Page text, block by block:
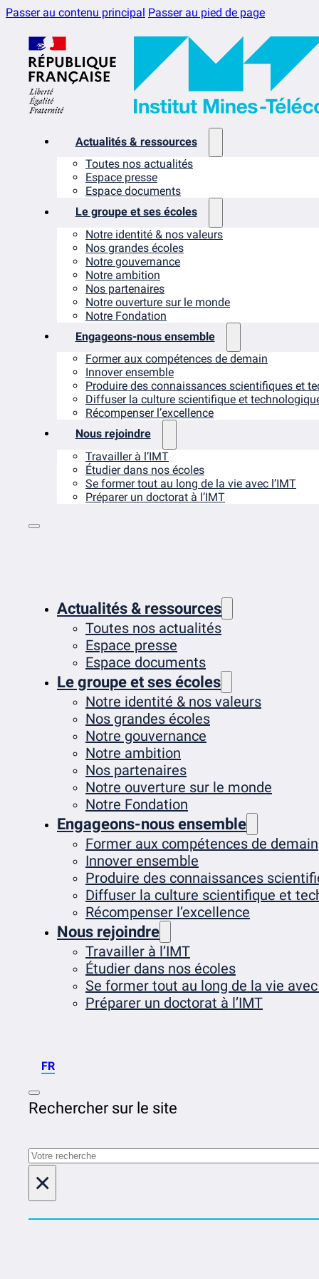
Passer au contenu principal Passer au pied de page
Actualités & ressources
Toutes nos actualités
Espace presse
Espace documents
Le groupe et ses écoles
Notre identité & nos valeurs
Nos grandes écoles
Notre gouvernance
Notre ambition
Nos partenaires
Notre ouverture sur le monde
Notre Fondation
Engageons-nous ensemble
Former aux compétences de demain
Innover ensemble
Produire des connaissances scientifiques et
Diffuser la culture scientifique et
Récompenser l’excellence
Nous rejoindre
Travailler à l’IMT
Étudier dans nos écoles
Se former tout au long de la vie avec l’IMT
Préparer un doctorat à l’IMT
Actualités & ressources
Toutes nos actualités
Espace presse
Espace documents
Le groupe et ses écoles
Notre identité & nos valeurs
Nos grandes écoles
Notre gouvernance
Notre ambition
Nos partenaires
Notre ouverture sur le monde
Notre Fondation
Engageons-nous ensemble
Former aux compétences de demain
Innover ensemble
Produire des connaissances
Diffuser la culture scientifique et
Récompenser l’excellence
Nous rejoindre
Travailler à l’IMT
Étudier dans nos écoles
Se former tout au long de la vie avec
Préparer un doctorat à l’IMT
FR
Rechercher sur le site
Rechercher
×